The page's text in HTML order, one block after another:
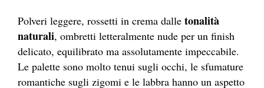
Polveri leggere, rossetti in crema dalle tonalità
naturali, ombretti letteralmente nude per un finish
delicato, equilibrato ma assolutamente impeccabile.
Le palette sono molto tenui sugli occhi, le sfumature
romantiche sugli zigomi e le labbra hanno un aspetto